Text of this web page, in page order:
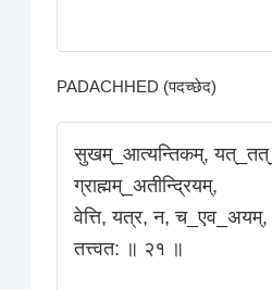
PADACHHED (पदच्छेद)
सुखम्_आत्यन्तिकम्‌,
ग्राह्मम्_अतीन्द्रियम्‌,
वेत्ति, यत्र, न,
तत्त्वत: ॥ २१ ॥